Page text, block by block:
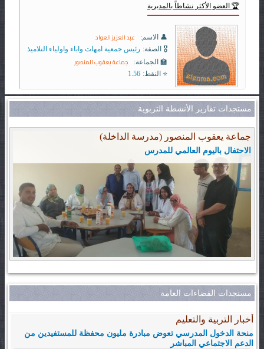
🏆 العضو الأكثر نشاطاً بالمديرية
👤 الاسم: عبد العزيز العواد
🎖️ الصفة: رئيس جمعية امهات واباء واولياء التلاميذ
🏫 الجماعة:
جماعة يعقوب المنصور
⭐ النقط: 1.56
مستجدات تقارير الأنشطة التربوية
جماعة يعقوب المنصور (مدرسة الداخلة)
الاحتفال باليوم العالمي للمدرس
مستجدات الفضاءات العامة
أخبار التربية والتعليم
منحة الدخول المدرسي تعوض مبادرة مليون محفظة للمستفيدين من
الدعم الاجتماعي المباشر